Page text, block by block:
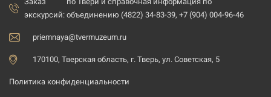
экскурсий:объединению (4822) 34-83-39, +7 (904) 004-96-46
priemnaya@tvermuzeum.ru
170100, Тверская область, г. Тверь, ул. Советская, 5
Политика конфиденциальности